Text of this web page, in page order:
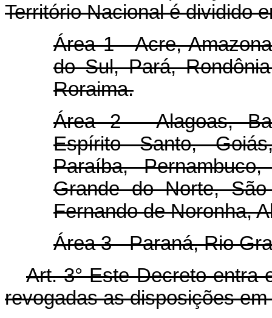
Território Nacional é dividido
Área 1 - Acre,
do Sul, Pará,
Roraima.
Área 2 - Alagoas,
Espírito Santo,
Paraíba,
Grande do Norte,
Fernando de Noronha,
Área 3 - Paraná, Rio
Art.3° Este Decreto entra
revogadas as disposições